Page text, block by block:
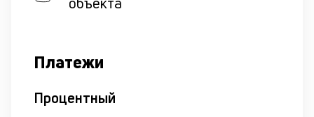
Платежи
Процентный